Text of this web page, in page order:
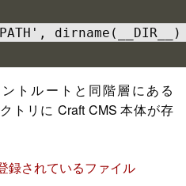
トルートと同階層にある
トリに Craft CMS 本体が存
録されているファイル